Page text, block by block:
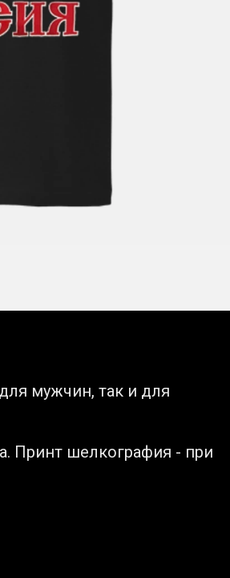
мужчин, так и для
Принт шелкография - при